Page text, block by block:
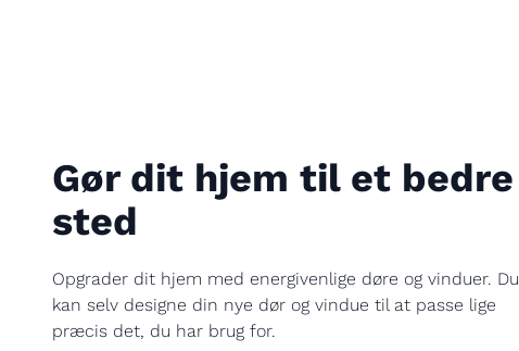
Gør dit hjem til et bedre
sted
Opgrader dit hjem med energivenlige døre og vinduer. Du
kan selv designe din nye dør og vindue til at passe lige
præcis det, du har brug for.